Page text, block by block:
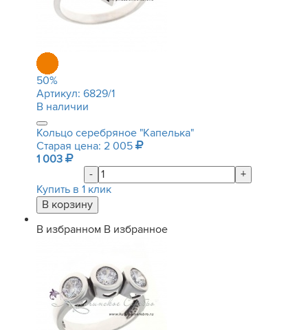
50%
Артикул: 6829/1
В наличии
Кольцо серебряное "Капелька"
Старая цена: 2 005
1 003
-
+
Купить в 1 клик
В избранном В избранное